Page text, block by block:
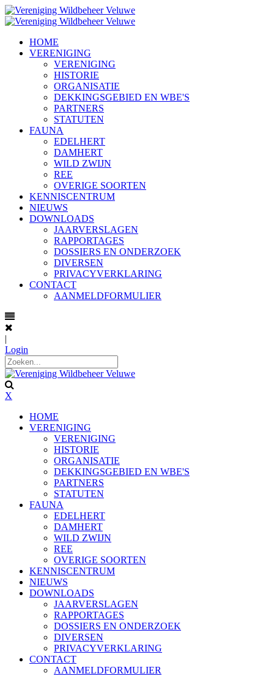
HOME
VERENIGING
VERENIGING
HISTORIE
ORGANISATIE
DEKKINGSGEBIED EN WBE'S
PARTNERS
STATUTEN
FAUNA
EDELHERT
DAMHERT
WILD ZWIJN
REE
OVERIGE SOORTEN
KENNISCENTRUM
NIEUWS
DOWNLOADS
JAARVERSLAGEN
RAPPORTAGES
DOSSIERS EN ONDERZOEK
DIVERSEN
PRIVACYVERKLARING
CONTACT
AANMELDFORMULIER
|
Login
X
HOME
VERENIGING
VERENIGING
HISTORIE
ORGANISATIE
DEKKINGSGEBIED EN WBE'S
PARTNERS
STATUTEN
FAUNA
EDELHERT
DAMHERT
WILD ZWIJN
REE
OVERIGE SOORTEN
KENNISCENTRUM
NIEUWS
DOWNLOADS
JAARVERSLAGEN
RAPPORTAGES
DOSSIERS EN ONDERZOEK
DIVERSEN
PRIVACYVERKLARING
CONTACT
AANMELDFORMULIER